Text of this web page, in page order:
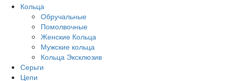
Кольца
Обручальные
Помолвочные
Женские Кольца
Мужские кольца
Кольца Эксклюзив
Серьги
Цепи